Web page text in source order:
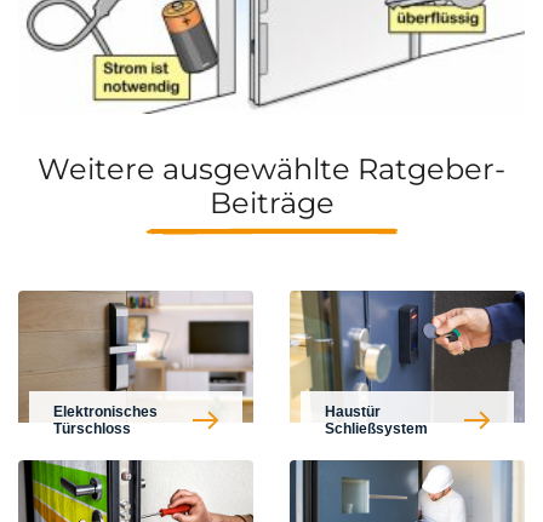
Weitere ausgewählte Ratgeber-
Beiträge
Elektronisches
Türschloss
Haustür
Schließsystem